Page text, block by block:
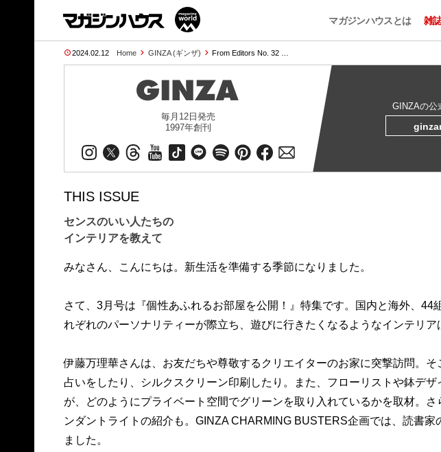
マガジンハウスとは 雑
2024.02.12 Home GINZA (ギンザ) From Editors No. 32 …
毎月12日発売
1997年創刊
GINZAの公
THIS ISSUE
センスのいい人たちの
インテリアを教えて
みなさん、こんにちは。新生活を準備する季節になりました。
さて、3月号は『個性あふれるお部屋を公開！』特集です。国内と海外、44
れぞれのパーソナリティーが際立ち、遊びに行きたくなるようなインテリア
伊藤万理華さんは、お友だちや尊敬するクリエイターのお家に突撃訪問。そ
占いをしたり、シルクスクリーン印刷したり。また、フローリストや鉢デ
が、どのようにプライベート空間でグリーンを取り入れているかを取材。
ンダントライトの紹介も。GINZA CHARMING BUSTERS企画では、読書家
ました。